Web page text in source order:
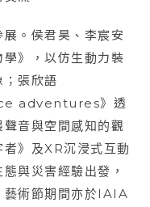
展。侯君昊、李宸安
》，以仿生動力裝
；張欣語
adventures》透
音與空間感知的觀
》及XR沉浸式互動
與災害經驗出發，
藝術節期間亦於IAIA